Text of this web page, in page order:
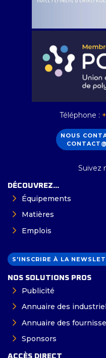
Téléphone :
NOUS
Suivez
DÉCOUVREZ...
Équipements
Matières
Emplois
S'INSCRIRE À LA
NOS SOLUTIONS PROS
Publicité
Annuaire des
Annuaire des
Sponsors
ACCÈS DIRECT